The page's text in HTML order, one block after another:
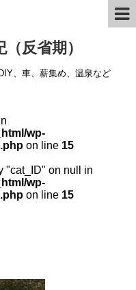
反省期）
、車、薪集め、温泉など
wp-
on line 15
"cat_ID" on null in
wp-
on line 15